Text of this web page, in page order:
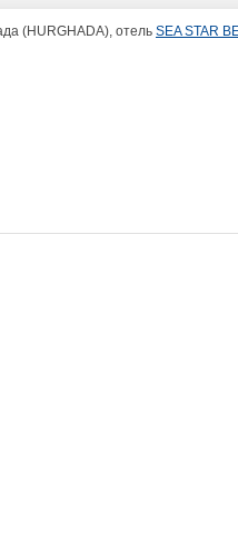
(HURGHADA), отель SEA STAR